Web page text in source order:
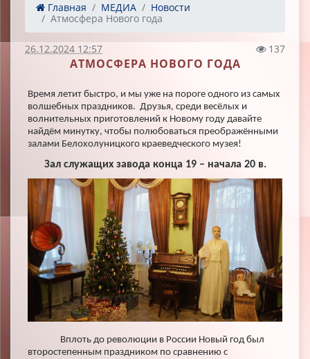
Главная МЕДИА
Новости
Атмосфера Нового года
26.12.2024 12:57 137
АТМОСФЕРА НОВОГО ГОДА
Время летит быстро, и мы уже на пороге одного из самых
волшебных праздников. Друзья, среди весёлых и
волнительных приготовлений к Новому году давайте
найдём минутку, чтобы полюбоваться преображёнными
залами Белохолуницкого краеведческого музея!
Зал служащих завода конца 19 – начала 20 в.
Вплоть до революции в России Новый год был
второстепенным праздником по сравнению с